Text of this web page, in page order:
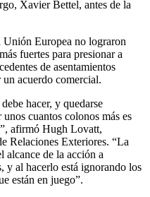
Xavier Bettel, antes de la
Unión Europea no lograron
fuertes para presionar a
de asentamientos
acuerdo comercial.
hacer, y quedarse
unos cuantos colonos más es
afirmó Hugh Lovatt,
Relaciones Exteriores. “La
alcance de la acción a
y al hacerlo está ignorando los
están en juego”.